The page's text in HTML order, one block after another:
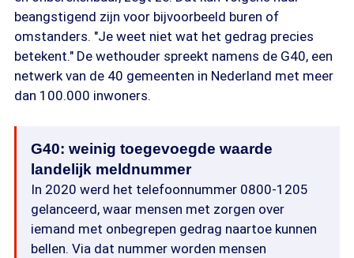
beangstigend zijn voor bijvoorbeeld buren of
omstanders. "Je weet niet wat het gedrag precies
betekent." De wethouder spreekt namens de G40, een
netwerk van de 40 gemeenten in Nederland met meer
dan 100.000 inwoners.
G40: weinig toegevoegde waarde
landelijk meldnummer
In 2020 werd het telefoonnummer 0800-1205
gelanceerd, waar mensen met zorgen over
iemand met onbegrepen gedrag naartoe kunnen
bellen. Via dat nummer worden mensen